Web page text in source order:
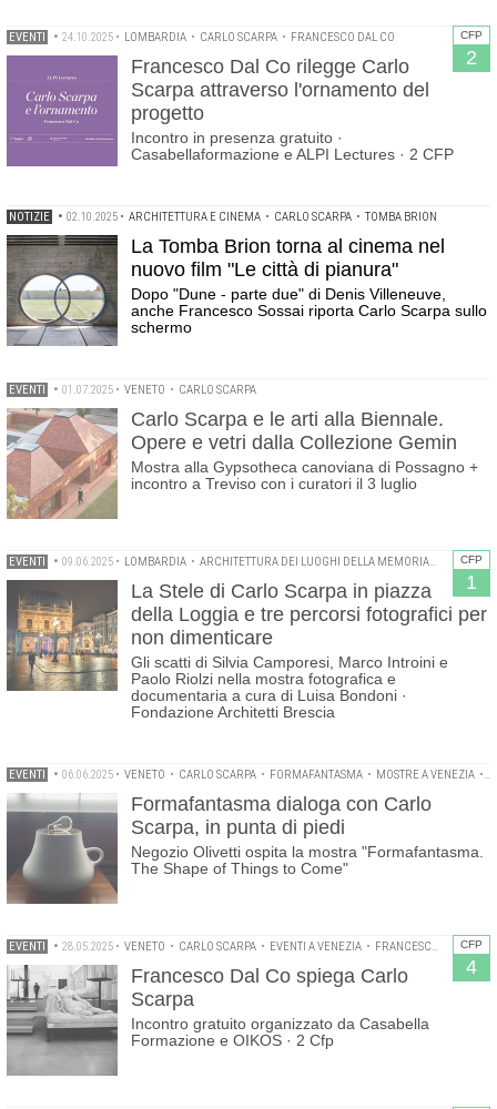
CFP
2
EVENTI • 24.10.2025 • LOMBARDIA • CARLO SCARPA • FRANCESCO DAL CO
Francesco Dal Co rilegge Carlo
Scarpa attraverso l'ornamento del
progetto
Incontro in presenza gratuito ·
Casabellaformazione e ALPI Lectures · 2 CFP
NOTIZIE • 02.10.2025 • ARCHITETTURA E CINEMA • CARLO SCARPA • TOMBA BRION
La Tomba Brion torna al cinema nel
nuovo film "Le città di pianura"
Dopo "Dune - parte due" di Denis Villeneuve,
anche Francesco Sossai riporta Carlo Scarpa sullo
schermo
EVENTI • 01.07.2025 • VENETO • CARLO SCARPA
Carlo Scarpa e le arti alla Biennale.
Opere e vetri dalla Collezione Gemin
Mostra alla Gypsotheca canoviana di Possagno +
incontro a Treviso con i curatori il 3 luglio
CFP
1
EVENTI • 09.06.2025 • LOMBARDIA • ARCHITETTURA DEI LUOGHI DELLA MEMORIA • CARLO
La Stele di Carlo Scarpa in piazza
della Loggia e tre percorsi fotografici per
non dimenticare
Gli scatti di Silvia Camporesi, Marco Introini e
Paolo Riolzi nella mostra fotografica e
documentaria a cura di Luisa Bondoni ·
Fondazione Architetti Brescia
EVENTI • 06.06.2025 • VENETO • CARLO SCARPA • FORMAFANTASMA • MOSTRE A VENEZIA •
Formafantasma dialoga con Carlo
Scarpa, in punta di piedi
Negozio Olivetti ospita la mostra "Formafantasma.
The Shape of Things to Come"
CFP
4
EVENTI • 28.05.2025 • VENETO • CARLO SCARPA • EVENTI A VENEZIA • FRANCESCO DAL CO
Francesco Dal Co spiega Carlo
Scarpa
Incontro gratuito organizzato da Casabella
Formazione e OIKOS · 2 Cfp